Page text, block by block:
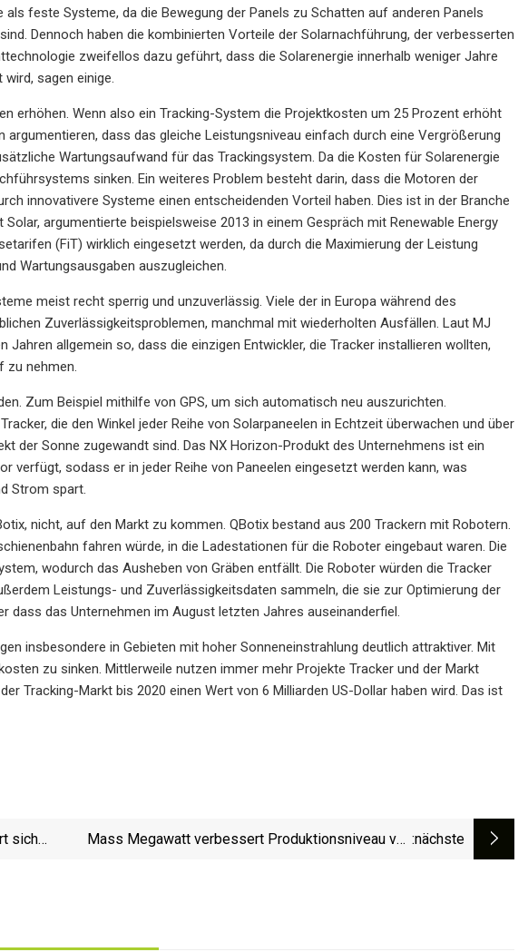
feste Systeme, da die Bewegung der Panels zu Schatten auf anderen Panels
Dennoch haben die kombinierten Vorteile der Solarnachführung, der verbesserten
zweifellos dazu geführt, dass die Solarenergie innerhalb weniger Jahre
sagen einige.
erhöhen. Wenn also ein Tracking-System die Projektkosten um 25 Prozent erhöht
dass das gleiche Leistungsniveau einfach durch eine Vergrößerung
Wartungsaufwand für das Trackingsystem. Da die Kosten für Solarenergie
sinken. Ein weiteres Problem besteht darin, dass die Motoren der
innovativere Systeme einen entscheidenden Vorteil haben. Dies ist in der Branche
argumentierte beispielsweise 2013 in einem Gespräch mit Renewable Energy
(FiT) wirklich eingesetzt werden, da durch die Maximierung der Leistung
Wartungsausgaben auszugleichen.
meist recht sperrig und unzuverlässig. Viele der in Europa während des
Zuverlässigkeitsproblemen, manchmal mit wiederholten Ausfällen. Laut MJ
allgemein so, dass die einzigen Entwickler, die Tracker installieren wollten,
zu nehmen.
Zum Beispiel mithilfe von GPS, um sich automatisch neu auszurichten.
die den Winkel jeder Reihe von Solarpaneelen in Echtzeit überwachen und über
der Sonne zugewandt sind. Das NX Horizon-Produkt des Unternehmens ist ein
verfügt, sodass er in jeder Reihe von Paneelen eingesetzt werden kann, was
Strom spart.
nicht, auf den Markt zu kommen. QBotix bestand aus 200 Trackern mit Robotern.
fahren würde, in die Ladestationen für die Roboter eingebaut waren. Die
wodurch das Ausheben von Gräben entfällt. Die Roboter würden die Tracker
Leistungs- und Zuverlässigkeitsdaten sammeln, die sie zur Optimierung der
dass das Unternehmen im August letzten Jahres auseinanderfiel.
insbesondere in Gebieten mit hoher Sonneneinstrahlung deutlich attraktiver. Mit
zu sinken. Mittlerweile nutzen immer mehr Projekte Tracker und der Markt
Tracking-Markt bis 2020 einen Wert von 6 Milliarden US-Dollar haben wird. Das ist
sich
Mass Megawatt verbessert Produktionsniveau von :nächste